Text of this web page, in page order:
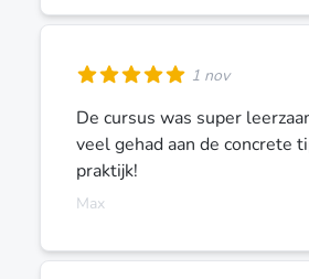
1 nov
De cursus was super
veel gehad aan de concrete
praktijk!
Max